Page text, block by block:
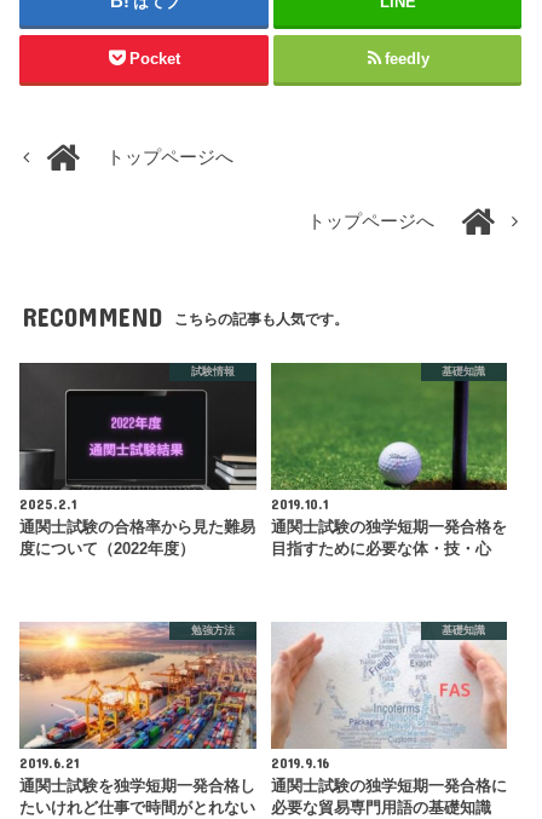
Pocket feedly
トップページへ
トップページへ
RECOMMEND こちらの記事も人気です。
試験情報
2025.2.1
通関士試験の合格率から見た難易
度について（2022年度）
基礎知識
2019.10.1
通関士試験の独学短期一発合格を
目指すために必要な体・技・心
勉強方法
2019.6.21
通関士試験を独学短期一発合格し
たいけれど仕事で時間がとれない
基礎知識
2019.9.16
通関士試験の独学短期一発合格に
必要な貿易専門用語の基礎知識